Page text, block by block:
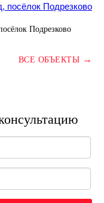
Подрезково
ВСЕ ОБЪЕКТЫ →